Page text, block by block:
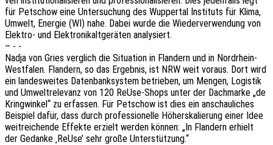
für Petschow eine Unter­su­chung des Wupper­tal Insti­tuts für Klima,
Umwelt, Ener­gie (WI) nahe. Dabei wurde die Wieder­ver­wen­dung von
Elek­tro- und Elek­tro­ni­kal­t­ge­rä­ten analysiert.
– - -
Nadja von Gries verglich die Situa­ti­on in Flan­dern und in Nord­rhein-
West­fa­len. Flan­dern, so das Ergeb­nis, ist NRW weit voraus. Dort wird
ein landes­wei­tes Daten­bank­sys­tem betrie­ben, um Mengen, Logis­tik
und Umwelt­re­le­vanz von 120 ReUse-Shops unter der Dach­mar­ke „de
Kring­win­kel“ zu erfas­sen. Für Petschow ist dies ein anschau­li­ches
Beispiel dafür, dass durch profes­sio­nel­le Höher­ska­lie­rung einer Idee
weit­rei­chen­de Effek­te erzielt werden können: „In Flan­dern erhielt
der Gedan­ke ‚ReUse’ sehr große Unterstützung.“